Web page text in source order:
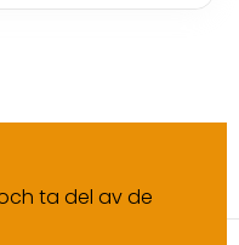
ta del av de